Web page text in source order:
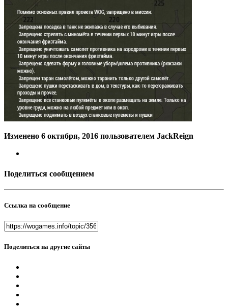
Изменено 6 октября, 2016 пользователем JackReign
Поделиться сообщением
Ссылка на сообщение
Поделиться на другие сайты